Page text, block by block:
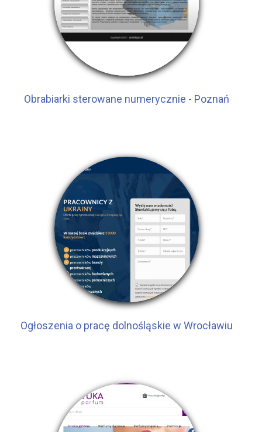
Obrabiarki sterowane numerycznie - Poznań
Ogłoszenia o pracę dolnośląskie w Wrocławiu